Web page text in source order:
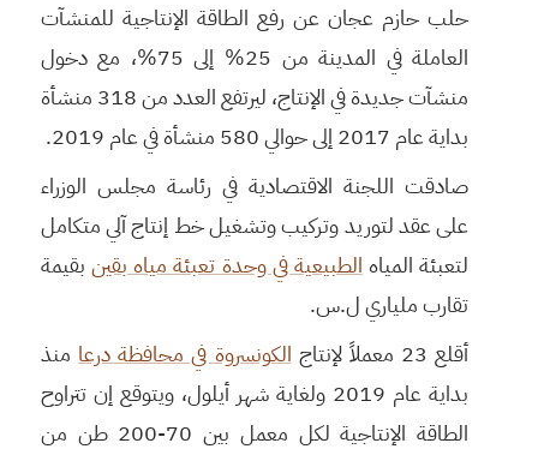
حلب حازم عجان عن رفع الطاقة الإنتاجية للمنشآت
العاملة في المدينة من 25% إلى 75%، مع دخول
منشآت جديدة في الإنتاج، ليرتفع العدد من 318 منشأة
بداية عام 2017 إلى حوالي 580 منشأة في عام 2019.
صادقت اللجنة الاقتصادية في رئاسة مجلس الوزراء
على عقد لتوريد وتركيب وتشغيل خط إنتاج آلي متكامل
لتعبئة المياهالطبيعية في وحدة تعبئة مياه بقينبقيمة
تقارب ملياري ل.س.
أقلع 23 معملاً لإنتاج
الكونسروة في محافظة درعامنذ
بداية عام 2019 ولغاية شهر أيلول، ويتوقع إن تتراوح
الطاقة الإنتاجية لكل معمل بين 70-200 طن من